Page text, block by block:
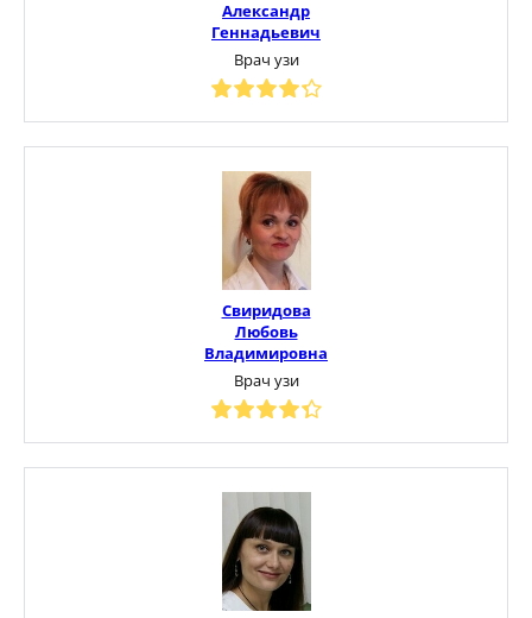
Александр
Геннадьевич
Врач узи
Свиридова
Любовь
Владимировна
Врач узи